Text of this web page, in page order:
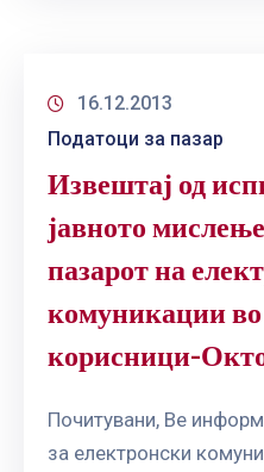
16.12.2013
Податоци за пазар
Извештај од
јавното
пазарот на
комуникации
корисници-
Почитувани, Ве
за електронски